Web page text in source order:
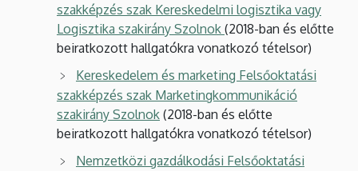
szakképzés szak Kereskedelmi logisztika vagy
Logisztika szakirány Szolnok (2018-ban és előtte
beiratkozott hallgatókra vonatkozó tételsor)
Kereskedelem és marketing Felsőoktatási
szakképzés szak Marketingkommunikáció
szakirány Szolnok (2018-ban és előtte
beiratkozott hallgatókra vonatkozó tételsor)
Nemzetközi gazdálkodási Felsőoktatási